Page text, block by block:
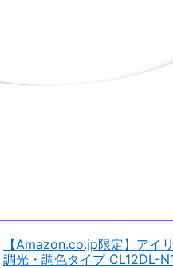
【Amazon.co.jp限定】アイ
調光・調色タイプ CL12DL-